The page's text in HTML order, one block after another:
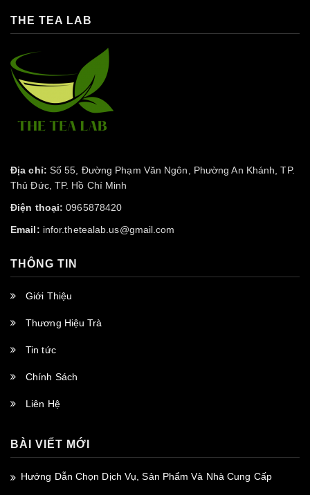
THE TEA LAB
Địa chỉ: Số 55, Đường Phạm Văn Ngôn, Phường An Khánh, TP.
Thủ Đức, TP. Hồ Chí Minh
Điện thoại: 0965878420
Email: infor.thetealab.us@gmail.com
THÔNG TIN
Giới Thiệu
Thương Hiệu Trà
Tin tức
Chính Sách
Liên Hệ
BÀI VIẾT MỚI
Hướng Dẫn Chọn Dịch Vụ, Sản Phẩm Và Nhà Cung Cấp